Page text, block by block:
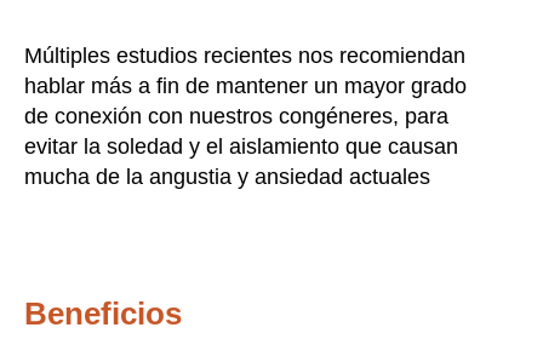
Múltiples estudios recientes nos recomiendan
hablar más a fin de mantener un mayor grado
de conexión con nuestros congéneres, para
evitar la soledad y el aislamiento que causan
mucha de la angustia y ansiedad actuales
Beneficios